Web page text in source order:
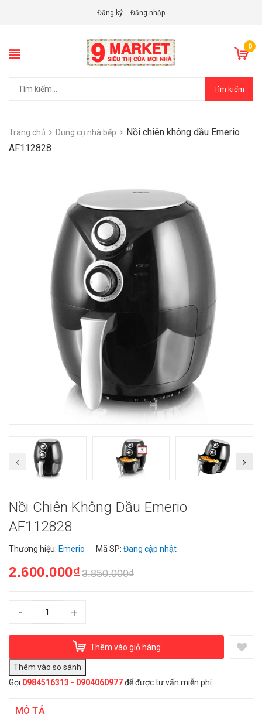
Đăng ký Đăng nhập
0
Tìm kiếm
Trang chủ Dụng cụ nhà bếp
Nồi chiên không dầu Emerio
AF112828
Nồi Chiên Không Dầu Emerio
AF112828
Thương hiệu: Emerio Mã SP: Đang cập nhật
2.600.000₫3.850.000₫
- +
Thêm vào giỏ hàng
Gọi 0984516313 - 0904060977để được tư vấn miễn phí
MÔ TẢ